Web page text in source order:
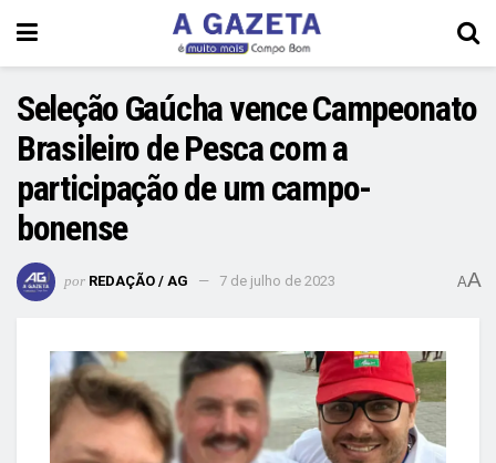
Seleção Gaúcha vence Campeonato
Brasileiro de Pesca com a
participação de um campo-
bonense
por REDAÇÃO / AG 7 de julho de 2023 AA